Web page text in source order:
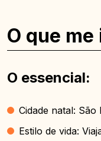
O que
meu
York:
O essencial:
Cidade natal: São
Estilo de vida: